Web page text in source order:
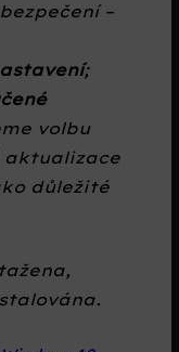
–
;
volbu
aktualizace
důležité